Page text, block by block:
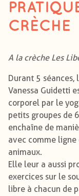
CRÈCHE
A la crèche Les
Durant 5 séances,
Vanessa Guidetti
corporel par le
petits groupes de
enchaîne de
avec comme
animaux.
Elle leur a aussi
exercices sur le
libre à chacun de